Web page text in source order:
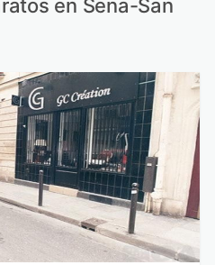
en Sena-San